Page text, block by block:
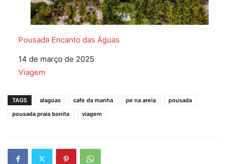
Pousada Encanto das Águas
Data
14 de março de 2025
Em relação a
Viagem
TAGS alagoas cafe da manha pe na areia
pousada
pousada praia bonita
viagem